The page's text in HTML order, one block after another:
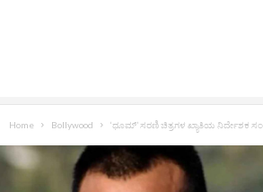
Home Bollywood ‘ಧೂಮ್‌’ ಸರಣಿ ಚಿತ್ರಗಳ ಖ್ಯಾತಿಯ ನಿರ್ದೇಶಕ